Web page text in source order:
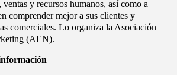
y recursos humanos, así como a
comprender mejor a sus clientes y
comerciales. Lo organiza la Asociación
(AEN).